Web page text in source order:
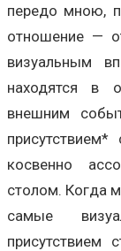
передо мною,
отношение —
визуальным
находятся в
внешним
косвенно
столом. Когда
самые
присутствием